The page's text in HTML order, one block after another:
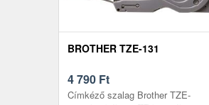
BROTHER TZE-131
4 790 Ft
Címkéző szalag Brother TZE-